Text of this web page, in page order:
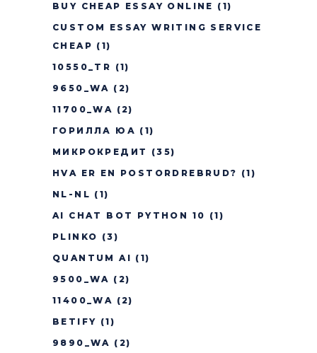
BUY CHEAP ESSAY ONLINE (1)
CUSTOM ESSAY WRITING SERVICE
CHEAP (1)
10550_TR (1)
9650_WA (2)
11700_WA (2)
ГОРИЛЛА ЮА (1)
МИКРОКРЕДИТ
(35)
HVA ER EN POSTORDREBRUD? (1)
NL-NL (1)
AI CHAT BOT PYTHON 10 (1)
PLINKO (3)
QUANTUM AI (1)
9500_WA (2)
11400_WA (2)
BETIFY (1)
9890_WA (2)